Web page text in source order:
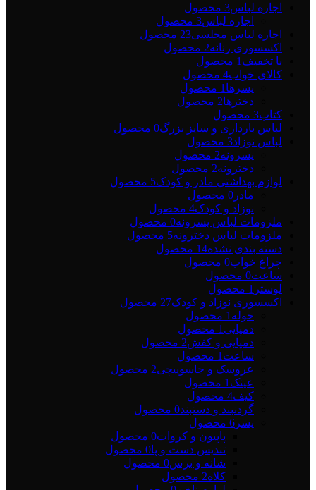
اجاره لباس3 محصول
اجاره لباس3 محصول
اجاره لباس مجلسی23 محصول
اکسسوری زنانه2 محصول
با تخفیف 1 محصول
کالای خواب4 محصول
پسرها 1 محصول
دخترها2 محصول
کتاب3 محصول
لباس بارداری و سایز بزرگ0 محصول
لباس نوزاد3 محصول
پسرونه2 محصول
دخترونه2 محصول
لوازم بهداشتی مادر و کودک5 محصول
مادر 0 محصول
نوزاد و کودک4 محصول
ملزومات لباس پسرونه0 محصول
ملزومات لباس دخترونه5 محصول
دسته بندی نشده14 محصول
چراغ خواب0 محصول
ساعت0 محصول
لوستر 1 محصول
اکسسوری نوزاد و کودک27 محصول
حوله 1 محصول
دمپایی 1 محصول
دمپایی و کفش2 محصول
ساعت 1 محصول
عروسک و جاسوییچی2 محصول
عینک 1 محصول
کیف4 محصول
گردنبند و دستبند0 محصول
پسر 6 محصول
پاپیون و کروات0 محصول
تندیس دست و پا0 محصول
شانه و برس0 محصول
کلاه2 محصول